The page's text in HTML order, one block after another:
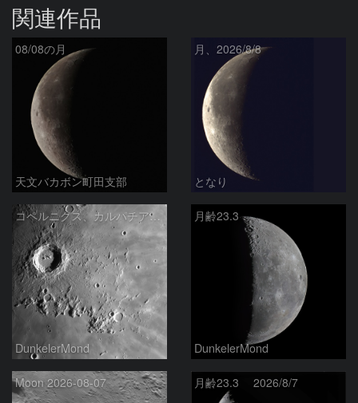
関連作品
08/08の月
天文バカボン町田支部
月、2026/8/8
となり
コペルニクス、カルパチア山脈付近
DunkelerMond
月齢23.3
DunkelerMond
Moon 2026-08-07 月齢23.3 2026/8/7